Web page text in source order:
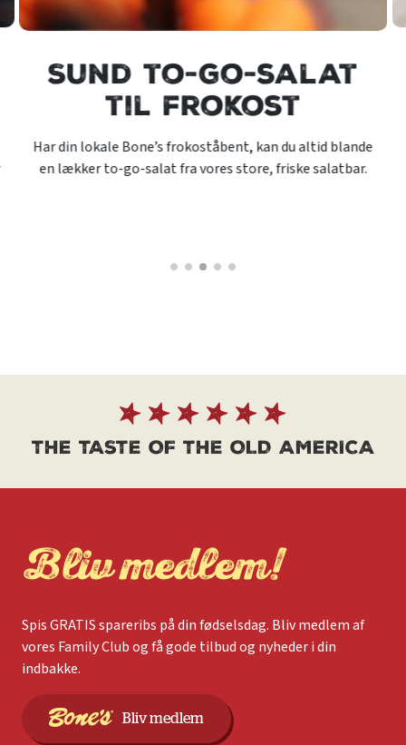
Sund to-go-salat
til frokost
Har din lokale Bone’s frokoståbent, kan du altid blande
en lækker to-go-salat fra vores store, friske salatbar.
THE TASTE OF THE OLD AMERICA
Bliv medlem!
Spis GRATIS spareribs på din fødselsdag. Bliv medlem af
vores Family Club og få gode tilbud og nyheder i din
indbakke.
Bliv medlem